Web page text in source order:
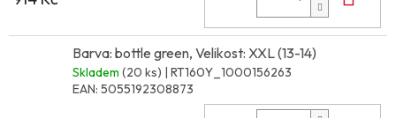
Barva: bottle green, Velikost: XXL (13-14)
Skladem (20 ks) | RT160Y_1000156263
EAN: 5055192308873